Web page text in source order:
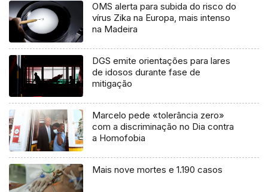
OMS alerta para subida do risco do
vírus Zika na Europa, mais intenso
na Madeira
DGS emite orientações para lares
de idosos durante fase de
mitigação
Marcelo pede «tolerância zero»
com a discriminação no Dia contra
a Homofobia
Mais nove mortes e 1.190 casos